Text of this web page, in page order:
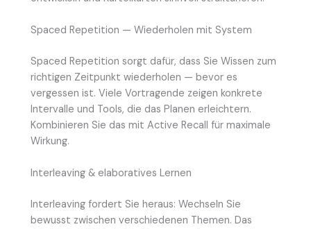
Spaced Repetition — Wiederholen mit System
Spaced Repetition sorgt dafür, dass Sie Wissen zum
richtigen Zeitpunkt wiederholen — bevor es
vergessen ist. Viele Vortragende zeigen konkrete
Intervalle und Tools, die das Planen erleichtern.
Kombinieren Sie das mit Active Recall für maximale
Wirkung.
Interleaving & elaboratives Lernen
Interleaving fordert Sie heraus: Wechseln Sie
bewusst zwischen verschiedenen Themen. Das